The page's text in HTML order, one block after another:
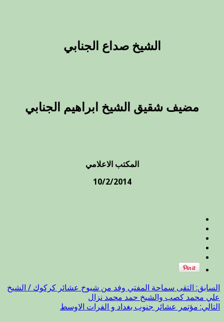
الشيخ صداع الجنابي
مضيف شقيق الشيخ ابراهيم الجنابي
المكتب الاعلامي
10/2/2014
السابق: التقى سماحة المفتي وفد من شيوخ عشائر كركوك / الشيخ
علي محمد كصب والشيخ حمد محمد نزال
التالي: مؤتمر عشائر جنوب بغداد و الفرات الاوسط